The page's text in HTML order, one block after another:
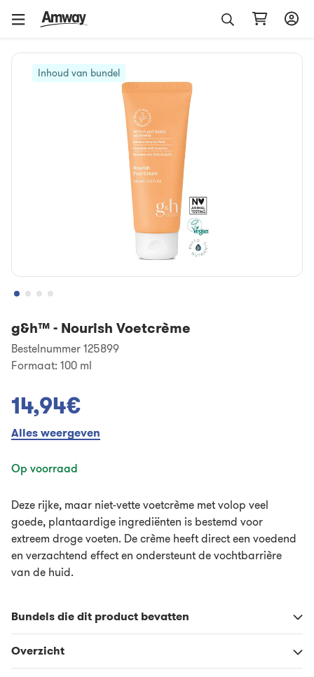
Inhoud van bundel
g&h™- Nourish Voetcrème
Bestelnummer 125899
Formaat: 100 ml
14,94€
Alles weergeven
Op voorraad
Deze rijke, maar niet-vette voetcrème met volop veel
goede, plantaardige ingrediënten is bestemd voor
extreem droge voeten. De crème heeft direct een voedend
en verzachtend effect en ondersteunt de vochtbarrière
van de huid.
Bundels die dit product bevatten
Overzicht